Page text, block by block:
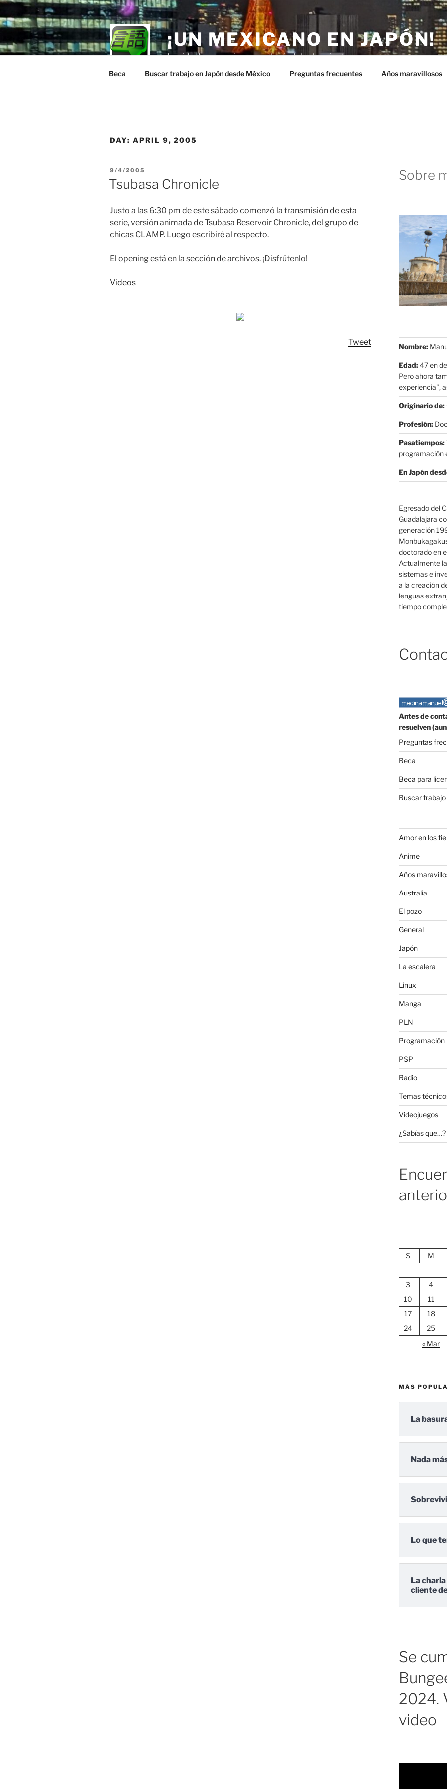
Skip
to
content
¡UN MEXICANO EN JAPÓN!
La vida de un mexicano en el país del sol naciente.
Beca Buscar trabajo en Japón desde México Preguntas frecuentes Años maravillosos
DAY: APRIL 9, 2005
POSTED
ON
9/4/2005
Tsubasa Chronicle
Justo a las 6:30 pm de este sábado comenzó la transmisión de esta
serie, versión animada de Tsubasa Reservoir Chronicle, del grupo de
chicas CLAMP. Luego escribiré al respecto.
El opening está en la sección de archivos. ¡Disfrútenlo!
Videos
Tweet
Sobre
Nombre:
Edad:47 en
Pero ahora
experiencia",
Originario de:
Profesión:
Pasatiempos:
programación
En Japón
Egresado del
Guadalajara
generación
doctorado en
Actualmente
sistemas e
a la creación
lenguas
tiempo
Antes de
resuelven
Preguntas
Beca
Beca para
Buscar
Amor en los
Anime
Años
Australia
El pozo
General
Japón
La escalera
Linux
Manga
PLN
Programación
PSP
Radio
Temas
Videojuegos
¿Sabías que…?
S M
3
4
10
11
17
18
24
25
« Mar
MÁS
La
Nada
Lo que
La
cliente
Se
2024.
video